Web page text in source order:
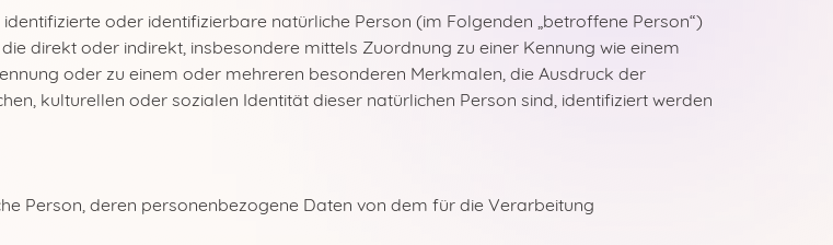
oder identifizierbare natürliche Person (im Folgenden „betroffene Person“)
direkt oder indirekt, insbesondere mittels Zuordnung zu einer Kennung wie einem
oder zu einem oder mehreren besonderen Merkmalen, die Ausdruck der
kulturellen oder sozialen Identität dieser natürlichen Person sind, identifiziert werden
Person, deren personenbezogene Daten von dem für die Verarbeitung